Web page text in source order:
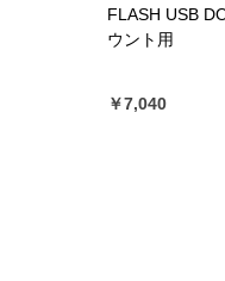
FLASH USB
ウント用
￥7,040